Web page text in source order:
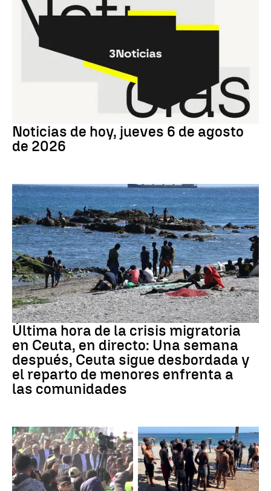
Noticias de hoy, jueves 6 de agosto
de 2026
Crisis migratoria
Última hora de la crisis migratoria
en Ceuta, en directo: Una semana
después, Ceuta sigue desbordada y
el reparto de menores enfrenta a
las comunidades
Efemérides Crisis migratoria